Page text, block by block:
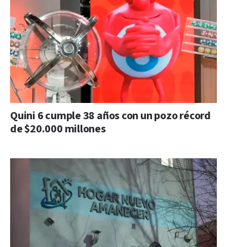
Quini 6 cumple 38 años con un pozo récord
de $20.000 millones